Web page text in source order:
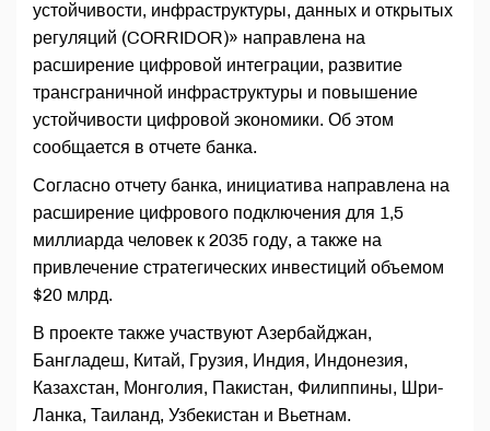
устойчивости, инфраструктуры, данных и открытых
регуляций (CORRIDOR)» направлена на
расширение цифровой интеграции, развитие
трансграничной инфраструктуры и повышение
устойчивости цифровой экономики. Об этом
сообщается в отчете банка.
Согласно отчету банка, инициатива направлена на
расширение цифрового подключения для 1,5
миллиарда человек к 2035 году, а также на
привлечение стратегических инвестиций объемом
$20 млрд.
В проекте также участвуют Азербайджан,
Бангладеш, Китай, Грузия, Индия, Индонезия,
Казахстан, Монголия, Пакистан, Филиппины, Шри-
Ланка, Таиланд, Узбекистан и Вьетнам.